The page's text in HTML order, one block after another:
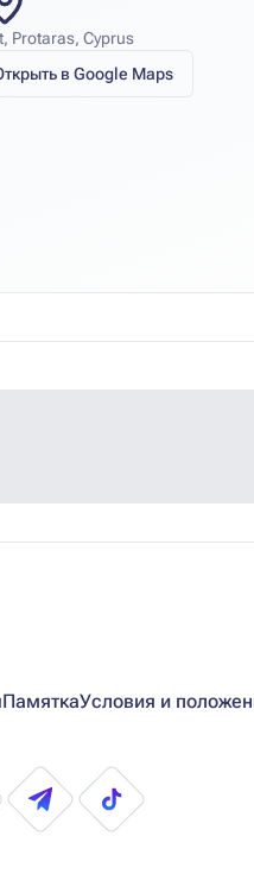
Protaras, Cyprus
в Google Maps
ПамяткаУсловия и